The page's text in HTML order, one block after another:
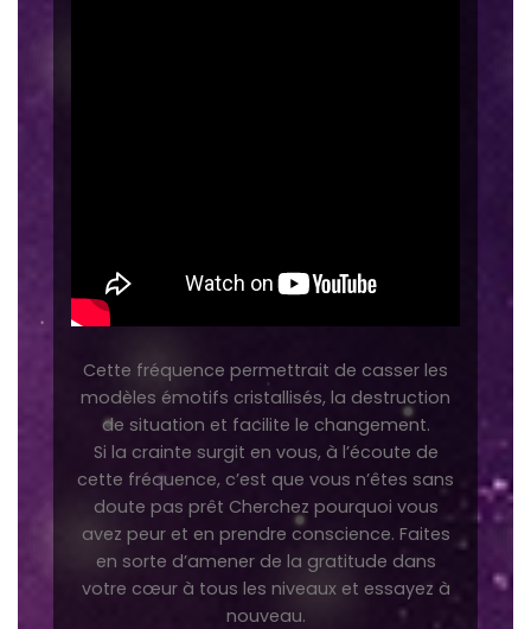
Cette fréquence permettrait de casser les
modèles émotifs cristallisés, la destruction
de situation et facilite le changement.
Si la crainte surgit en vous, à l’écoute de
cette fréquence, c’est que vous n’êtes sans
doute pas prêt Cherchez pourquoi vous
avez peur et en prendre conscience. Faites
en sorte d’amener de la gratitude dans
votre cœur à tous les niveaux et essayez à
nouveau.